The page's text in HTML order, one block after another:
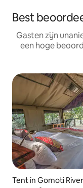
Best
Gasten zijn
een hoge
Tent in Gomoti River